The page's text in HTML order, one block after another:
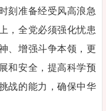
刻准备经受风高浪急
，全党必须强化忧患
、增强斗争本领，更
和安全，提高科学预
战的能力，确保中华